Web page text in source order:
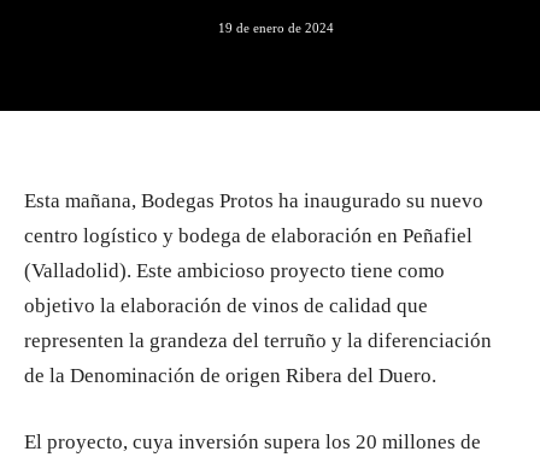
19 de enero de 2024
Esta mañana, Bodegas Protos ha inaugurado su nuevo
centro logístico y bodega de elaboración en Peñafiel
(Valladolid). Este ambicioso proyecto tiene como
objetivo la elaboración de vinos de calidad que
representen la grandeza del terruño y la diferenciación
de la Denominación de origen Ribera del Duero.
El proyecto, cuya inversión supera los 20 millones de